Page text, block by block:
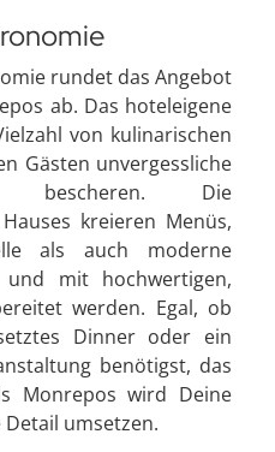
rundet das Angebot
ab. Das hoteleigene
von kulinarischen
Gästen unvergessliche
bescheren. Die
kreieren Menüs,
als auch moderne
und mit hochwertigen,
werden. Egal, ob
Dinner oder ein
benötigst, das
Monrepos wird Deine
umsetzen.